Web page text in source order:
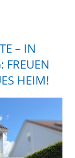
– IN
FREUEN
HEIM!